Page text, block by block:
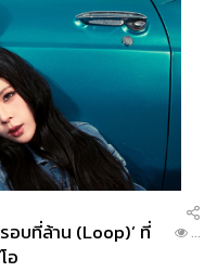
รอบที่ล้าน (Loop)’ ที่
อ
...